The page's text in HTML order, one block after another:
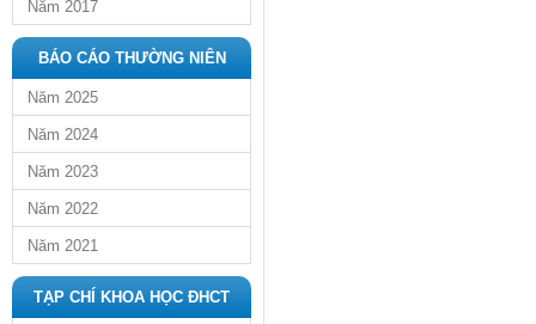
Năm 2017
BÁO CÁO THƯỜNG NIÊN
Năm 2025
Năm 2024
Năm 2023
Năm 2022
Năm 2021
TẠP CHÍ KHOA HỌC ĐHCT